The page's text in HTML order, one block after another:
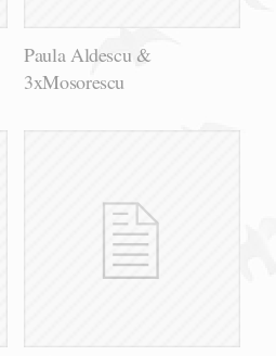
Paula Aldescu &
3xMosorescu